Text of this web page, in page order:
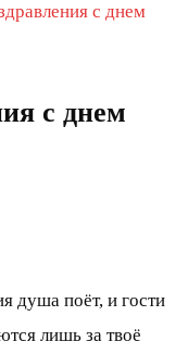
с днем
с днем
душа поёт, и гости
лишь за твоё